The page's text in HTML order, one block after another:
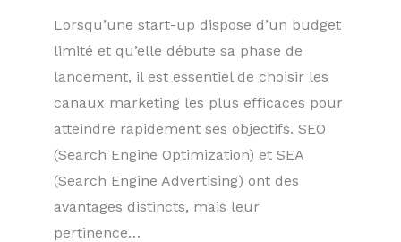
Lorsqu’une start-up dispose d’un budget
limité et qu’elle débute sa phase de
lancement, il est essentiel de choisir les
canaux marketing les plus efficaces pour
atteindre rapidement ses objectifs. SEO
(Search Engine Optimization) et SEA
(Search Engine Advertising) ont des
avantages distincts, mais leur
pertinence…